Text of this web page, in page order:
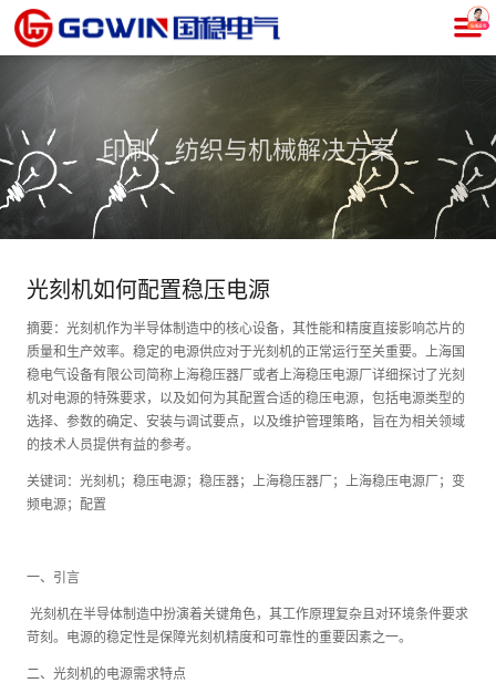
印刷、纺织与机械解决方案
光刻机如何配置稳压电源
摘要：光刻机作为半导体制造中的核心设备，其性能和精度直接影响芯片的
质量和生产效率。稳定的电源供应对于光刻机的正常运行至关重要。上海国
稳电气设备有限公司简称上海稳压器厂或者上海稳压电源厂详细探讨了光刻
机对电源的特殊要求，以及如何为其配置合适的稳压电源，包括电源类型的
选择、参数的确定、安装与调试要点，以及维护管理策略，旨在为相关领域
的技术人员提供有益的参考。
关键词：光刻机；稳压电源；稳压器；上海稳压器厂；上海稳压电源厂；变
频电源；配置
一、引言
光刻机在半导体制造中扮演着关键角色，其工作原理复杂且对环境条件要求
苛刻。电源的稳定性是保障光刻机精度和可靠性的重要因素之一。
二、光刻机的电源需求特点